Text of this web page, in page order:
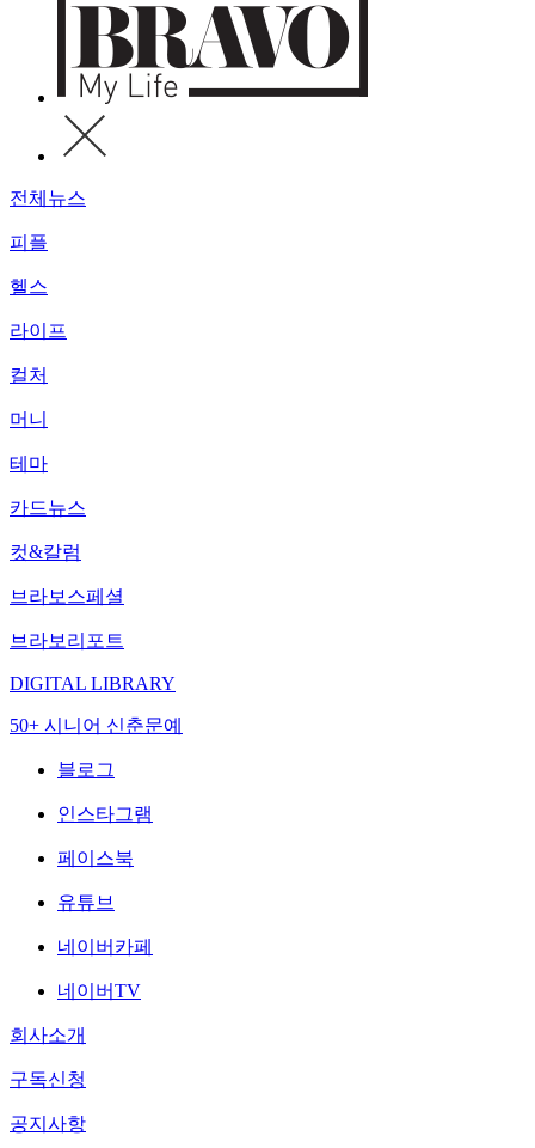
전체뉴스
피플
헬스
라이프
컬처
머니
테마
카드뉴스
컷&칼럼
브라보스페셜
브라보리포트
DIGITAL LIBRARY
50+ 시니어 신춘문예
블로그
인스타그램
페이스북
유튜브
네이버카페
네이버TV
회사소개
구독신청
공지사항